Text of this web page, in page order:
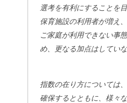
選考を有利にすることを
保育施設の利用者が増え
ご家庭が利用できない事
め、更なる加点はしていな
指数の在り方については
確保するとともに、様々